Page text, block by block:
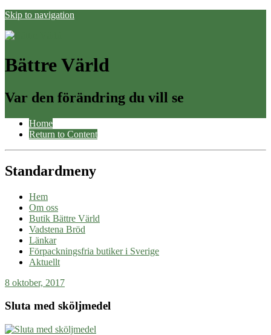
Skip to navigation
Bättre Värld
Var den förändring du vill se
Home
Return to Content
Standardmeny
Hem
Om oss
Butik Bättre Värld
Vadstena Bröd
Länkar
Förpackningsfria butiker i Sverige
Aktuellt
8 oktober, 2017
Sluta med sköljmedel